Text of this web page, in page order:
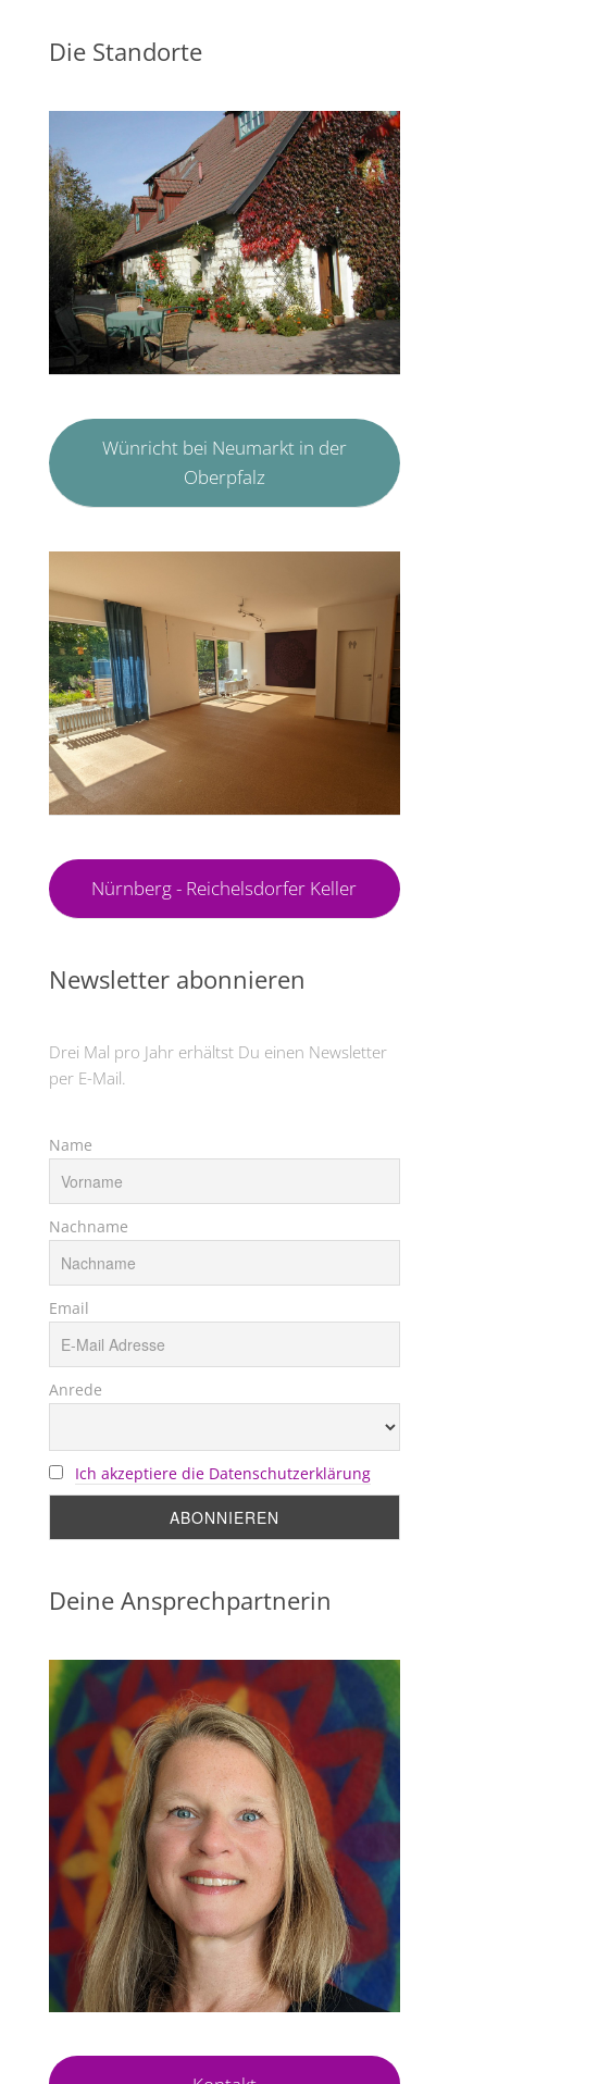
Die Standorte
Wünricht bei Neumarkt in der
Oberpfalz
Nürnberg - Reichelsdorfer Keller
Newsletter abonnieren
Drei Mal pro Jahr erhältst Du einen Newsletter
per E-Mail.
Name
Nachname
Email
Anrede
Ich akzeptiere die Datenschutzerklärung
Deine Ansprechpartnerin